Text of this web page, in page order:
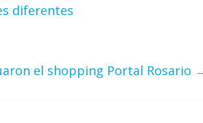
diferentes
el shopping Portal Rosario